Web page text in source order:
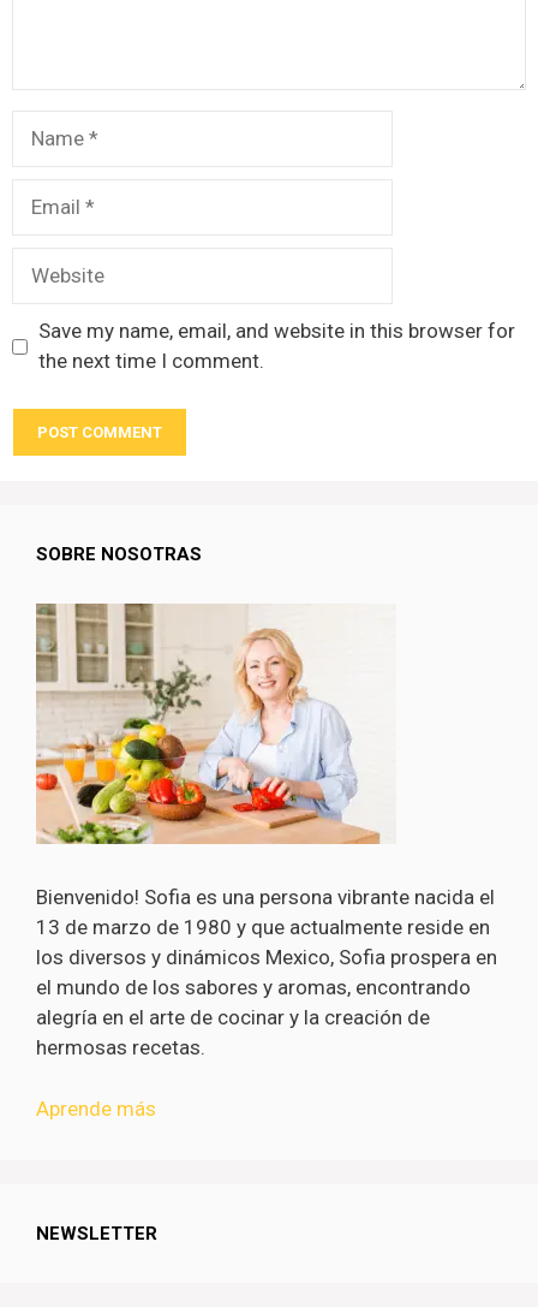
Save my name, email, and website in this browser for
the next time I comment.
SOBRE NOSOTRAS
Bienvenido! Sofia es una persona vibrante nacida el
13 de marzo de 1980 y que actualmente reside en
los diversos y dinámicos Mexico, Sofia prospera en
el mundo de los sabores y aromas, encontrando
alegría en el arte de cocinar y la creación de
hermosas recetas.
Aprende más
NEWSLETTER